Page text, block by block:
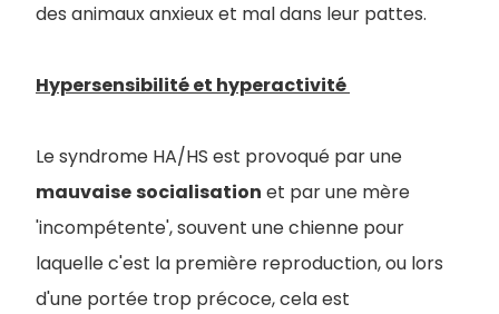
des animaux anxieux et mal dans leur pattes.
Hypersensibilité et hyperactivité
Le syndrome HA/HS est provoqué par une
mauvaisesocialisation et par une mère
'incompétente', souvent une chienne pour
laquelle c'est la première reproduction, ou lors
d'une portée trop précoce, cela est